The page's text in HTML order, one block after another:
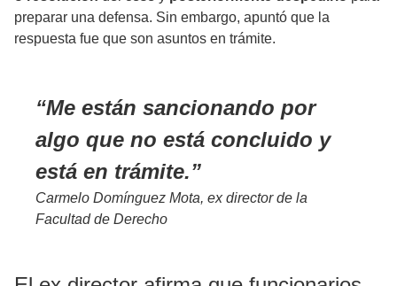
preparar una defensa. Sin embargo, apuntó que la
respuesta fue que son asuntos en trámite.
Me están sancionando por
algo que no está concluido y
está en trámite.
Carmelo Domínguez Mota, ex director de la
Facultad de Derecho